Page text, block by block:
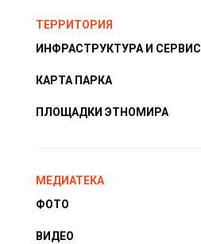
ТЕРРИТОРИЯ
ИНФРАСТРУКТУРА И СЕРВИС
КАРТА ПАРКА
ПЛОЩАДКИ ЭТНОМИРА
МЕДИАТЕКА
ФОТО
ВИДЕО